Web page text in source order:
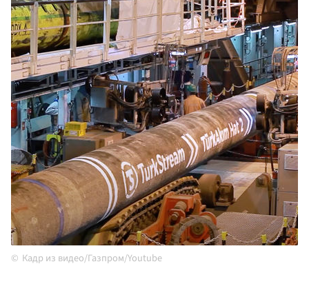
Кадр из видео/Газпром/Youtube